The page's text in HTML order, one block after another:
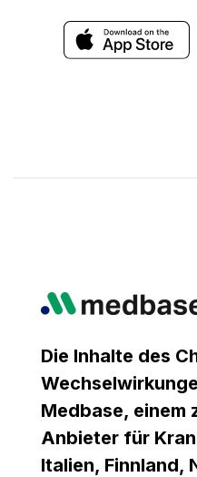
Die Inhalte des
Medbase, einem
Anbieter für
Italien, Finnland,